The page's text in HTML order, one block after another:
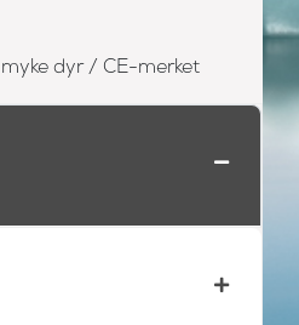
dyr / CE-merket